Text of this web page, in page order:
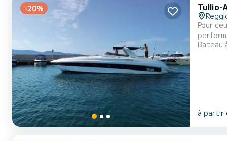
-20% Tullio-
Pour
des
Bateau
à partir